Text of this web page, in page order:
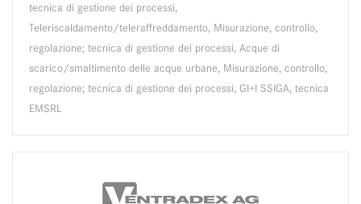
tecnica di gestione dei processi,
Teleriscaldamento/teleraffreddamento, Misurazione, controllo,
regolazione; tecnica di gestione dei processi, Acque di
scarico/smaltimento delle acque urbane, Misurazione, controllo,
regolazione; tecnica di gestione dei processi, GI+I SSIGA, tecnica
EMSRL